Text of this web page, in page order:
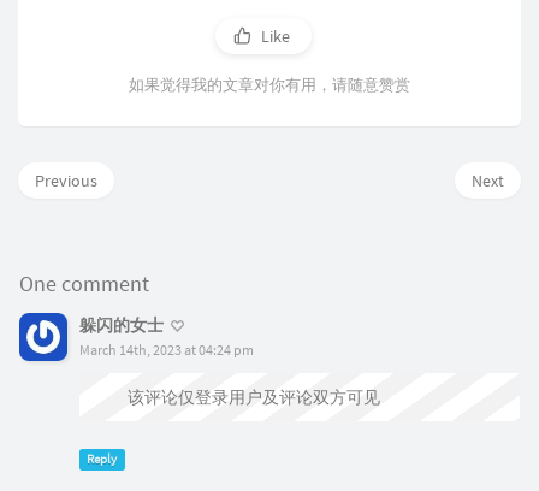
Like
如果觉得我的文章对你有用，请随意赞赏
Next
Previous
One comment
躲闪的女士
March 14th, 2023 at 04:24 pm
该评论仅登录用户及评论双方可见
Reply